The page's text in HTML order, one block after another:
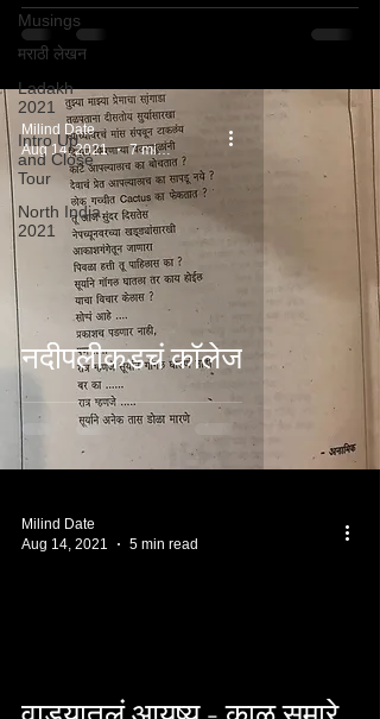
Musings
मराठी लेखन
Ladakh
2021
Intro Up
and Close
Tour
North India
2021
नदीपलीकडचं कॉलेज
Milind Date
Aug 14, 2021
7 min read
Milind Date
Aug 14, 2021
5 min read